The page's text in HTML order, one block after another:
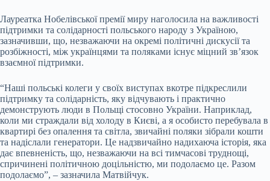
Лауреатка Нобелівської премії миру наголосила на важливості
підтримки та солідарності польського народу з Україною,
зазначивши, що, незважаючи на окремі політичні дискусії та
розбіжності, між українцями та поляками існує міцний зв’язок
взаємної підтримки.
“Наші польські колеги у своїх виступах вкотре підкреслили
підтримку та солідарність, яку відчувають і практично
демонструють люди в Польщі стосовно України. Наприклад,
коли ми страждали від холоду в Києві, а я особисто перебувала в
квартирі без опалення та світла, звичайні поляки зібрали кошти
та надіслали генератори. Це надзвичайно надихаюча історія, яка
дає впевненість, що, незважаючи на всі тимчасові труднощі,
спричинені політичною доцільністю, ми подолаємо це. Разом
подолаємо”, – зазначила Матвійчук.